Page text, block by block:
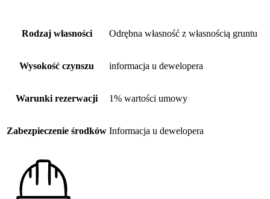
Rodzaj własności Odrębna własność z własnością gruntu
Wysokość czynszu informacja u dewelopera
Warunki rezerwacji 1% wartości umowy
Zabezpieczenie środków Informacja u dewelopera